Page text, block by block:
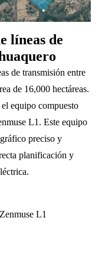
líneas de
de transmisión entre
de 16,000 hectáreas.
el equipo compuesto
L1. Este equipo
preciso y
planificación y
L1